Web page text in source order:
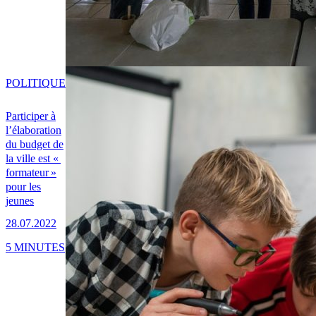
Participer à
l’élaboration
du budget de
la ville est «
formateur »
pour les
jeunes
28.07.2022
POLITIQUE
5 MINUTES